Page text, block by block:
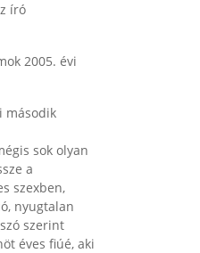
író
2005. évi
második
sok olyan
a
szexben,
nyugtalan
szerint
éves fiúé, aki